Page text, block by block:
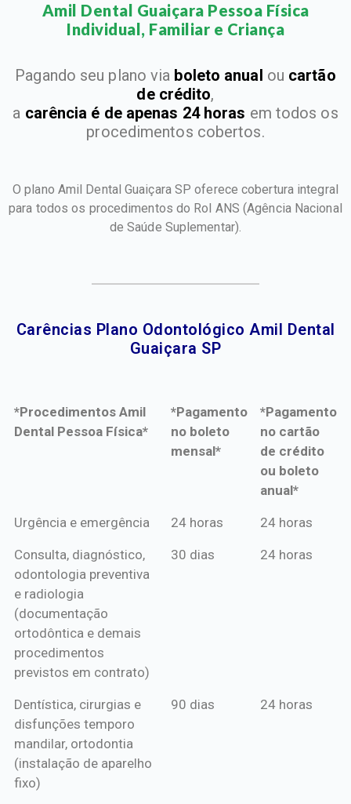
Amil Dental Guaiçara Pessoa Física
Individual, Familiar e Criança​
Pagando seu plano via boleto anual ou cartão
de crédito,
a carência é de apenas 24 horas em todos os
procedimentos cobertos.
O plano Amil Dental Guaiçara SP oferece cobertura integral
para todos os procedimentos do Rol ANS(Agência Nacional
de Saúde Suplementar).
Carências Plano Odontológico Amil Dental
Guaiçara SP​
*Procedimentos Amil
Dental Pessoa Física*
*Pagamento
no boleto
mensal*
*Pagamento
no cartão
de crédito
ou boleto
anual*
*Procedimentos Amil
*Pagamento
mensal*
*Pagamento
de crédito
Urgência e emergência 24 horas 24 horas
Consulta, diagnóstico,
odontologia preventiva
e radiologia
(documentação
ortodôntica e demais
procedimentos
previstos em contrato)
30 dias 24 horas
Dentística, cirurgias e
disfunções temporo
mandilar, ortodontia
(instalação de aparelho
fixo)
90 dias 24 horas